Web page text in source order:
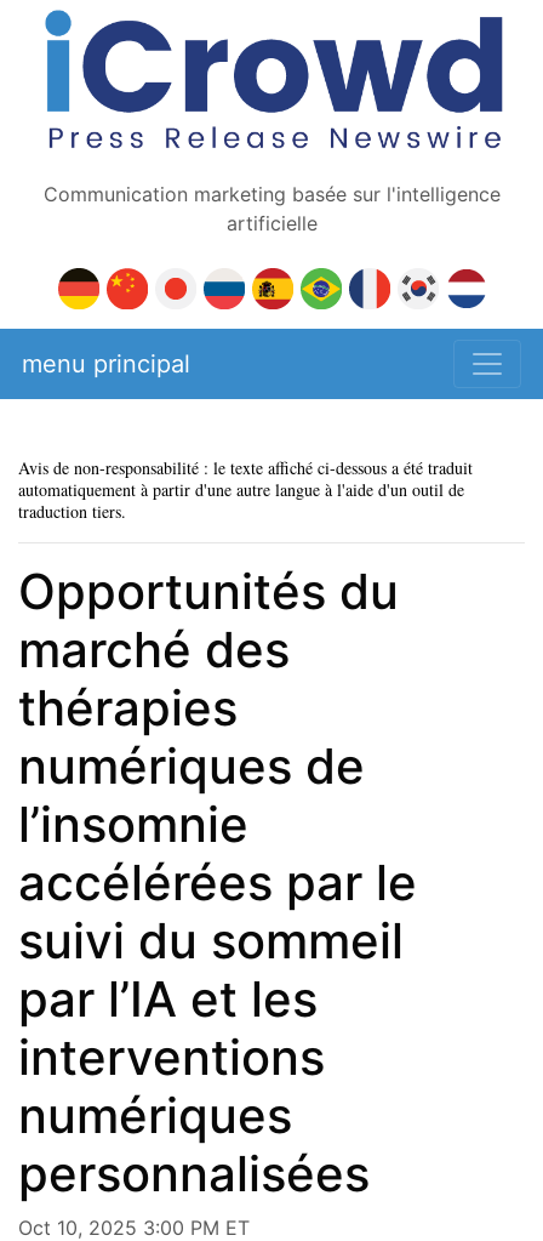
Communication marketing basée sur l'intelligence
artificielle
menu principal
Avis de non-responsabilité : le texte affiché ci-dessous a été traduit
automatiquement à partir d'une autre langue à l'aide d'un outil de
traduction tiers.
Opportunités du
marché des
thérapies
numériques de
l’insomnie
accélérées par le
suivi du sommeil
par l’IA et les
interventions
numériques
personnalisées
Oct 10, 2025 3:00 PM ET